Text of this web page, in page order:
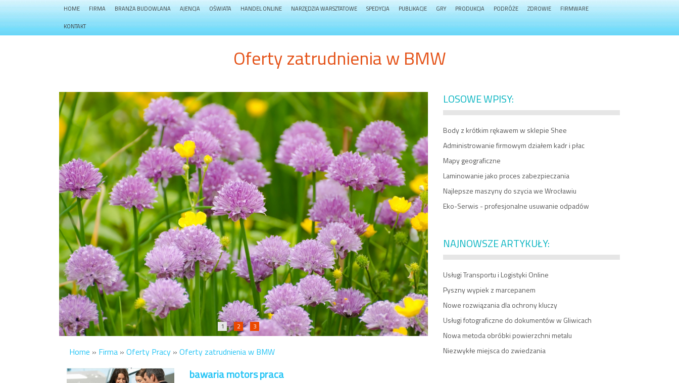
HOME FIRMA BRANŻA BUDOWLANA AJENCJA OŚWIATA HANDEL ONLINE NARZĘDZIA WARSZTATOWE SPEDYCJA PUBLIKACJE GRY PRODUKCJA PODRÓŻE ZDROWIE FIRMWARE
KONTAKT
Oferty zatrudnienia w BMW
1 2 3
Home » Firma » Oferty Pracy » Oferty zatrudnienia w BMW
bawaria motors praca
LOSOWE WPISY:
Body z krótkim rękawem w sklepie Shee
Administrowanie firmowym działem kadr i płac
Mapy geograficzne
Laminowanie jako proces zabezpieczania
Najlepsze maszyny do szycia we Wrocławiu
Eko-Serwis - profesjonalne usuwanie odpadów
NAJNOWSZE ARTYKUŁY:
Usługi Transportu i Logistyki Online
Pyszny wypiek z marcepanem
Nowe rozwiązania dla ochrony kluczy
Usługi fotograficzne do dokumentów w Gliwicach
Nowa metoda obróbki powierzchni metalu
Niezwykłe miejsca do zwiedzania